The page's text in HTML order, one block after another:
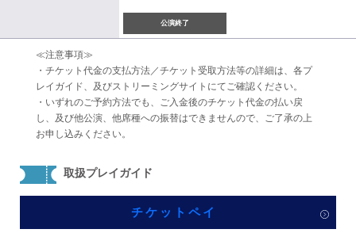
公演終了
≪注意事項≫
・チケット代金の支払方法／チケット受取方法等の詳細は、各プ
レイガイド、及びストリーミングサイトにてご確認ください。
・いずれのご予約方法でも、ご入金後のチケット代金の払い戻
し、及び他公演、他席種への振替はできませんので、ご了承の上
お申し込みください。
取扱プレイガイド
チケットペイ